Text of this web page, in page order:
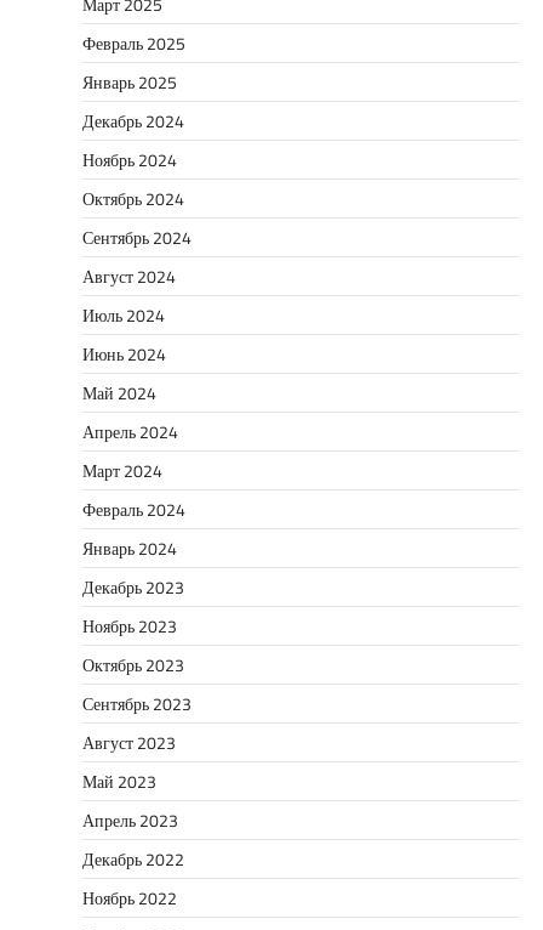
Февраль 2025
Январь 2025
Декабрь 2024
Ноябрь 2024
Октябрь 2024
Сентябрь 2024
Август 2024
Июль 2024
Июнь 2024
Май 2024
Апрель 2024
Март 2024
Февраль 2024
Январь 2024
Декабрь 2023
Ноябрь 2023
Октябрь 2023
Сентябрь 2023
Август 2023
Май 2023
Апрель 2023
Декабрь 2022
Ноябрь 2022